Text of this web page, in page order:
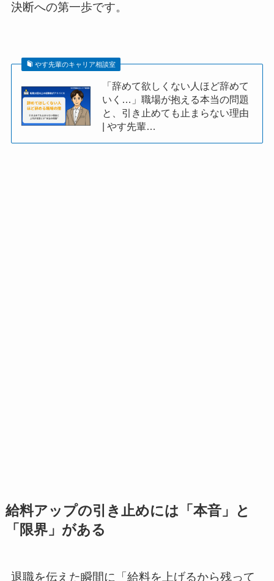
決断への第一歩です。
やす先輩のキャリア相談室
「辞めて欲しくない人ほど辞めて
いく…」職場が抱える本当の問題
と、引き止めても止まらない理由
| やす先輩…
給料アップの引き止めには「本音」と
「限界」がある
退職を伝えた瞬間に「給料を上げるから残って